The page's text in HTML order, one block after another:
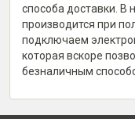
способа доставки. В
производится при
подключаем
которая вскоре
безналичным